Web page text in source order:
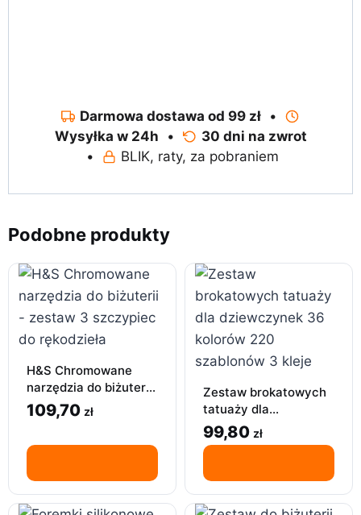
Darmowa dostawa od 99 zł •
Wysyłka w 24h •
30 dni na zwrot
•
BLIK, raty, za pobraniem
Podobne produkty
H&S Chromowane
narzędzia do biżuterii
– zestaw 3 szczypiec
do rękodzieła
109,70 zł
Zestaw brokatowych
tatuaży dla
dziewczynek 36
kolorów 220
99,80 zł